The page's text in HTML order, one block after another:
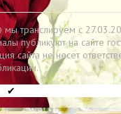
транслируем с
публикуют на сайте
сайта не несет
✔